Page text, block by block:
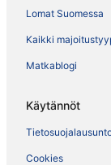
Lomat Suomessa
Kaikki
Matkablogi
Käytännöt
Cookies